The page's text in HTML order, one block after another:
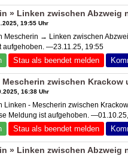
» Linken zwischen Abzweig
19:55 Uhr
Mescherin → Linken zwischen
aufgehoben. —23.11.25, 19:55
Stau als beendet melden
Mescherin zwischen Krackow
16:38 Uhr
Linken - Mescherin zwischen
Meldung ist aufgehoben.
Stau als beendet melden
» Linken zwischen Abzweig